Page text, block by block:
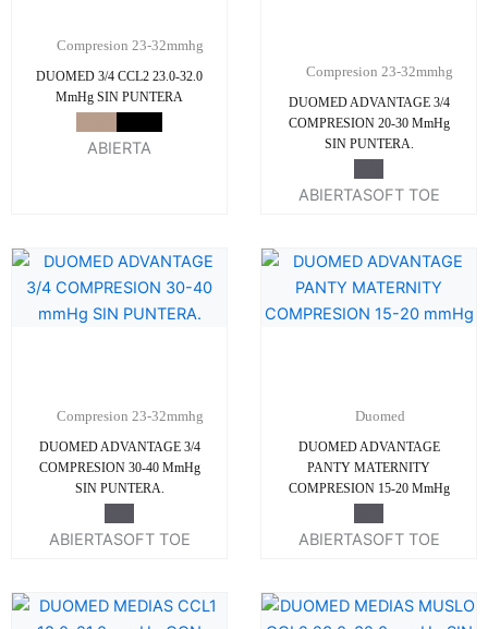
Compresion 23-32mmhg
DUOMED 3/4 CCL2 23.0-32.0
MmHg SIN PUNTERA
ABIERTA
Compresion 23-32mmhg
DUOMED ADVANTAGE 3/4
COMPRESION 20-30 MmHg
SIN PUNTERA.
ABIERTASOFT TOE
Compresion 23-32mmhg
DUOMED ADVANTAGE 3/4
COMPRESION 30-40 MmHg
SIN PUNTERA.
ABIERTASOFT TOE
Duomed
DUOMED ADVANTAGE
PANTY MATERNITY
COMPRESION 15-20 MmHg
ABIERTASOFT TOE